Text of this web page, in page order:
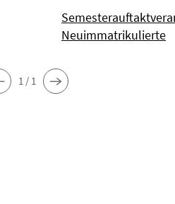
Neuimmatrikulierte
1 / 1